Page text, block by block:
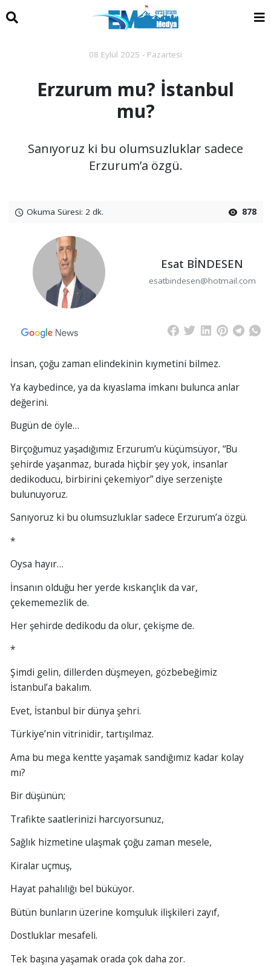
08 Eylül 2025 - Pazartesi
Erzurum mu? İstanbul
mu?
Sanıyoruz ki bu olumsuzluklar sadece
Erzurum’a özgü.
Okuma Süresi: 2 dk. 878
Esat BİNDESEN
esatbindesen@hotmail.com
İnsan, çoğu zaman elindekinin kıymetini bilmez.
Ya kaybedince, ya da kıyaslama imkanı bulunca anlar
değerini.
Bugün de öyle…
Birçoğumuz yaşadığımız Erzurum’u küçümsüyor, “Bu
şehirde yaşanmaz, burada hiçbir şey yok, insanlar
dedikoducu, birbirini çekemiyor” diye serzenişte
bulunuyoruz.
Sanıyoruz ki bu olumsuzluklar sadece Erzurum’a özgü.
*
Oysa hayır…
İnsanın olduğu her yerde kıskançlık da var,
çekememezlik de.
Her şehirde dedikodu da olur, çekişme de.
*
Şimdi gelin, dillerden düşmeyen, gözbebeğimiz
İstanbul’a bakalım.
Evet, İstanbul bir dünya şehri.
Türkiye’nin vitrinidir, tartışılmaz.
Ama bu mega kentte yaşamak sandığımız kadar kolay
mı?
Bir düşünün;
Trafikte saatlerinizi harcıyorsunuz,
Sağlık hizmetine ulaşmak çoğu zaman mesele,
Kiralar uçmuş,
Hayat pahalılığı bel büküyor.
Bütün bunların üzerine komşuluk ilişkileri zayıf,
Dostluklar mesafeli.
Tek başına yaşamak orada çok daha zor.